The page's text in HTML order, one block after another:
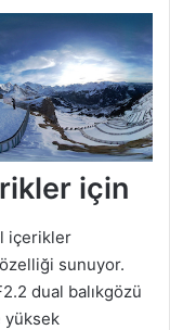
için
içerikler
sunuyor.
dual balıkgözü
yüksek